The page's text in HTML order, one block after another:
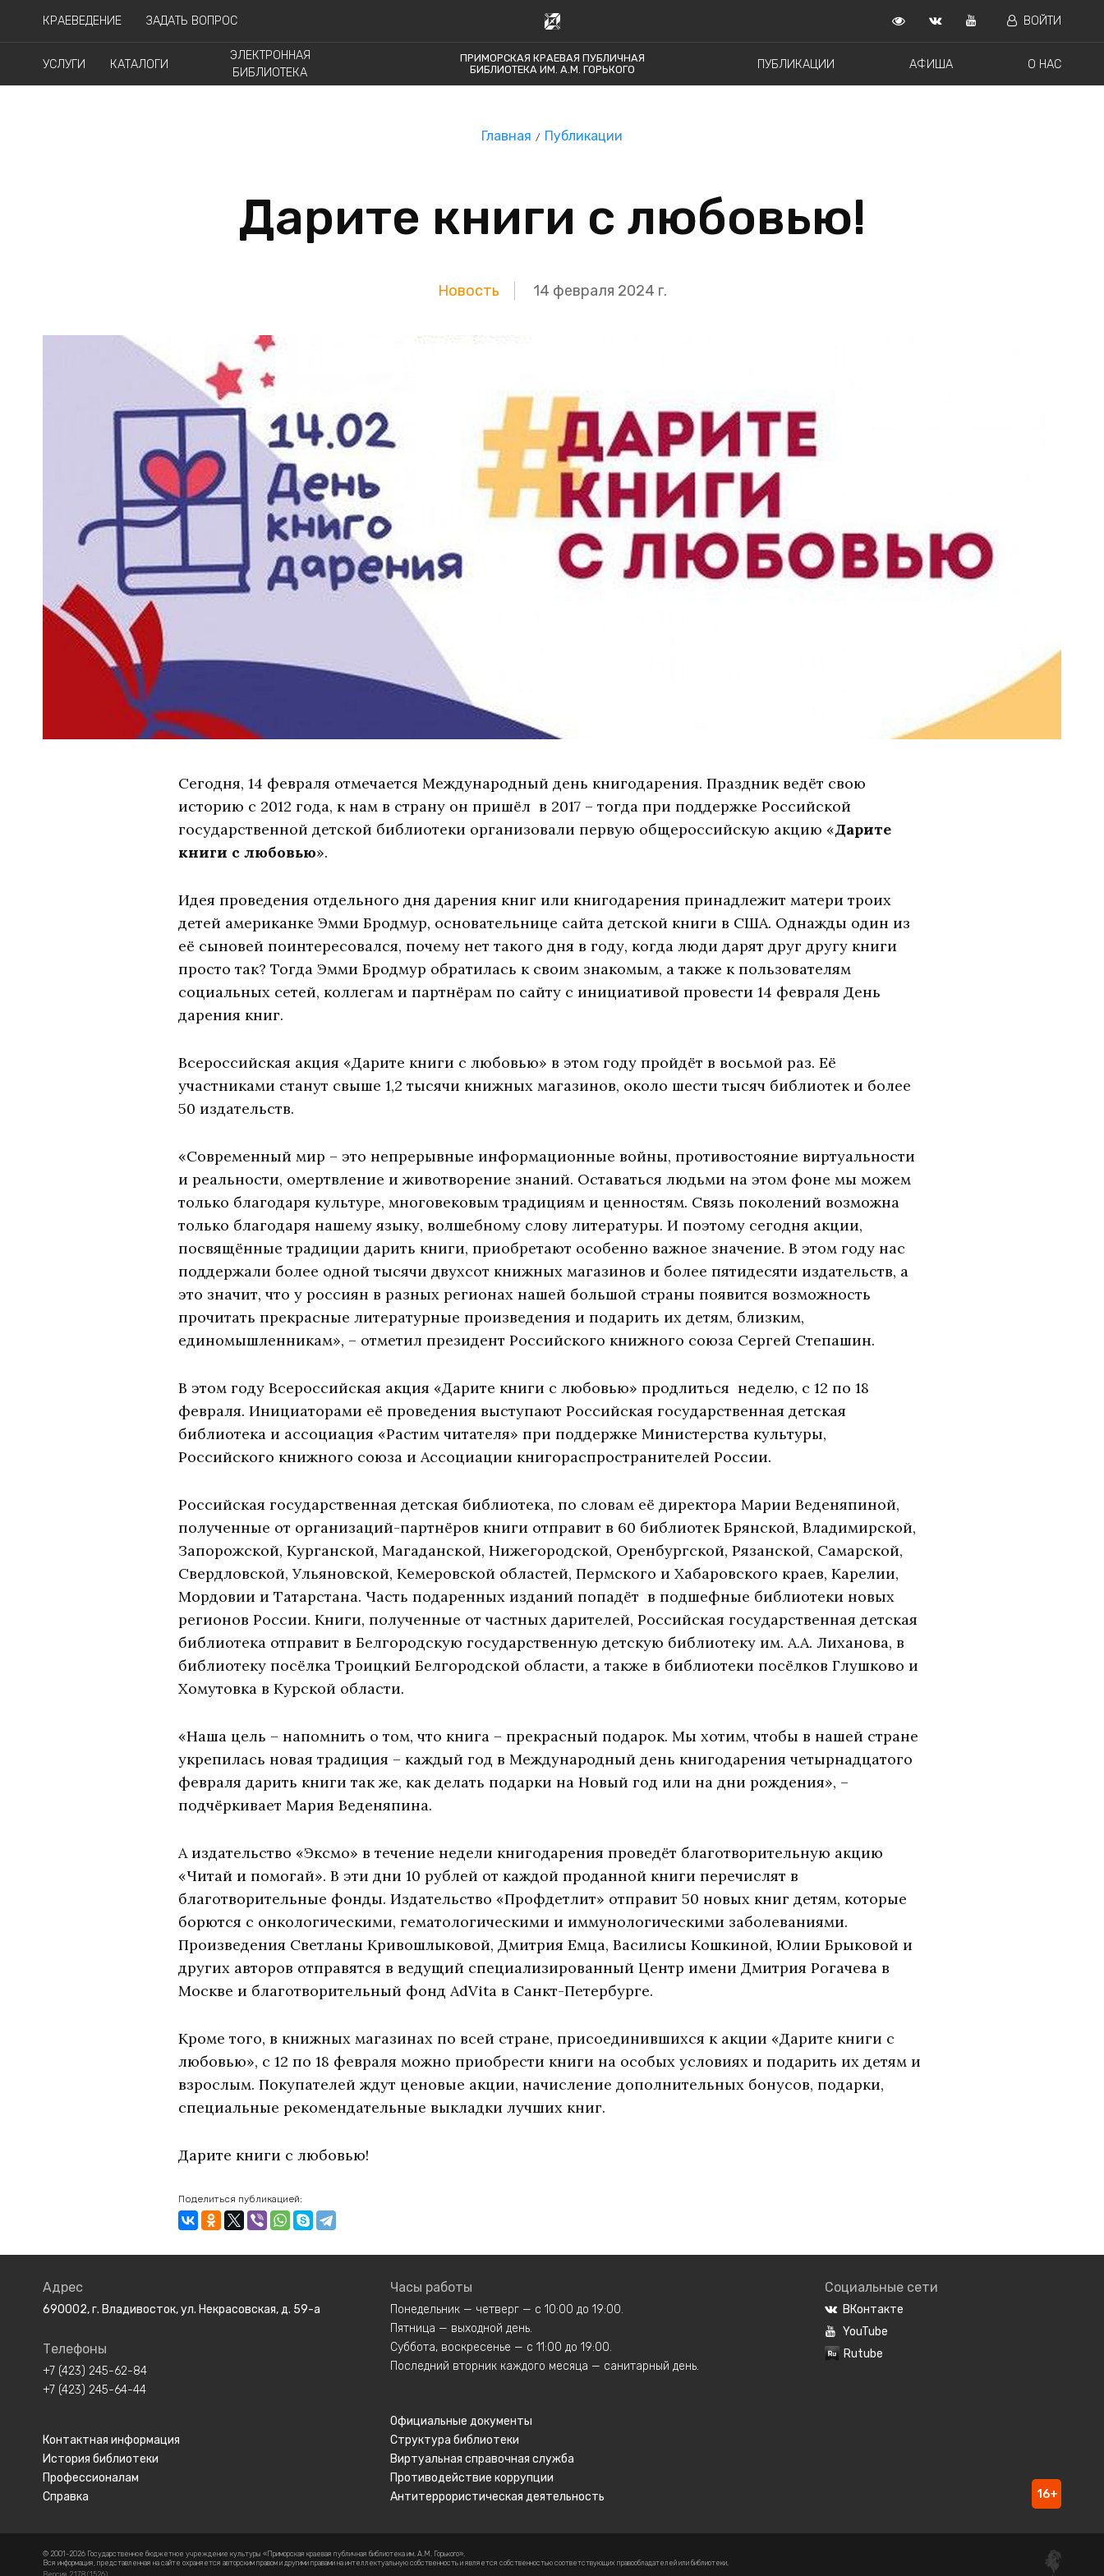
КРАЕВЕДЕНИЕ ЗАДАТЬ ВОПРОС ВОЙТИ
УСЛУГИ КАТАЛОГИ
ЭЛЕКТРОННАЯ
БИБЛИОТЕКА
ПРИМОРСКАЯ КРАЕВАЯ ПУБЛИЧНАЯ
БИБЛИОТЕКА ИМ. А.М. ГОРЬКОГО
ПУБЛИКАЦИИ АФИША О НАС
Главная Публикации
Дарите книги с любовью!
Новость 14 февраля 2024 г.
Сегодня, 14 февраля отмечается Международный день книгодарения. Праздник ведёт свою
историю с 2012 года, к нам в страну он пришёл в 2017 – тогда при поддержке Российской
государственной детской библиотеки организовали первую общероссийскую акцию «Дарите
книги с любовью».
Идея проведения отдельного дня дарения книг или книгодарения принадлежит матери троих
детей американке Эмми Бродмур, основательнице сайта детской книги в США. Однажды один из
её сыновей поинтересовался, почему нет такого дня в году, когда люди дарят друг другу книги
просто так? Тогда Эмми Бродмур обратилась к своим знакомым, а также к пользователям
социальных сетей, коллегам и партнёрам по сайту с инициативой провести 14 февраля День
дарения книг.
Всероссийская акция «Дарите книги с любовью» в этом году пройдёт в восьмой раз. Её
участниками станут свыше 1,2 тысячи книжных магазинов, около шести тысяч библиотек и более
50 издательств.
«Современный мир – это непрерывные информационные войны, противостояние виртуальности
и реальности, омертвление и животворение знаний. Оставаться людьми на этом фоне мы можем
только благодаря культуре, многовековым традициям и ценностям. Связь поколений возможна
только благодаря нашему языку, волшебному слову литературы. И поэтому сегодня акции,
посвящённые традиции дарить книги, приобретают особенно важное значение. В этом году нас
поддержали более одной тысячи двухсот книжных магазинов и более пятидесяти издательств, а
это значит, что у россиян в разных регионах нашей большой страны появится возможность
прочитать прекрасные литературные произведения и подарить их детям, близким,
единомышленникам», – отметил президент Российского книжного союза Сергей Степашин.
В этом году Всероссийская акция «Дарите книги с любовью» продлиться неделю, с 12 по 18
февраля. Инициаторами её проведения выступают Российская государственная детская
библиотека и ассоциация «Растим читателя» при поддержке Министерства культуры,
Российского книжного союза и Ассоциации книгораспространителей России.
Российская государственная детская библиотека, по словам её директора Марии Веденяпиной,
полученные от организаций-партнёров книги отправит в 60 библиотек Брянской, Владимирской,
Запорожской, Курганской, Магаданской, Нижегородской, Оренбургской, Рязанской, Самарской,
Свердловской, Ульяновской, Кемеровской областей, Пермского и Хабаровского краев, Карелии,
Мордовии и Татарстана. Часть подаренных изданий попадёт в подшефные библиотеки новых
регионов России. Книги, полученные от частных дарителей, Российская государственная детская
библиотека отправит в Белгородскую государственную детскую библиотеку им. А.А. Лиханова, в
библиотеку посёлка Троицкий Белгородской области, а также в библиотеки посёлков Глушково и
Хомутовка в Курской области.
«Наша цель – напомнить о том, что книга – прекрасный подарок. Мы хотим, чтобы в нашей стране
укрепилась новая традиция – каждый год в Международный день книгодарения четырнадцатого
февраля дарить книги так же, как делать подарки на Новый год или на дни рождения», –
подчёркивает Мария Веденяпина.
А издательство «Эксмо» в течение недели книгодарения проведёт благотворительную акцию
«Читай и помогай». В эти дни 10 рублей от каждой проданной книги перечислят в
благотворительные фонды. Издательство «Профдетлит» отправит 50 новых книг детям, которые
борются с онкологическими, гематологическими и иммунологическими заболеваниями.
Произведения Светланы Кривошлыковой, Дмитрия Емца, Василисы Кошкиной, Юлии Брыковой и
других авторов отправятся в ведущий специализированный Центр имени Дмитрия Рогачева в
Москве и благотворительный фонд AdVita в Санкт-Петербурге.
Кроме того, в книжных магазинах по всей стране, присоединившихся к акции «Дарите книги с
любовью», с 12 по 18 февраля можно приобрести книги на особых условиях и подарить их детям и
взрослым. Покупателей ждут ценовые акции, начисление дополнительных бонусов, подарки,
специальные рекомендательные выкладки лучших книг.
Дарите книги с любовью!
Поделиться публикацией:
Адрес
690002, г. Владивосток, ул. Некрасовская, д. 59-а
Телефоны
+7 (423) 245-62-84
+7 (423) 245-64-44
Контактная информация
История библиотеки
Профессионалам
Справка
Часы работы
Понедельник — четверг — с 10:00 до 19:00.
Пятница — выходной день.
Суббота, воскресенье — с 11:00 до 19:00.
Последний вторник каждого месяца — санитарный день.
Официальные документы
Структура библиотеки
Виртуальная справочная служба
Противодействие коррупции
Антитеррористическая деятельность
Социальные сети
ВКонтакте
YouTube
Rutube
16+
© 2001-2026 Государственное бюджетное учреждение культуры «Приморская краевая публичная библиотека им. А.М. Горького».
Вся информация, представленная на сайте охраняется авторским правом и другими правами на интеллектуальную собственность и является собственностью соответствующих правообладателей или библиотеки.
Версия 2.17.8 (1526)